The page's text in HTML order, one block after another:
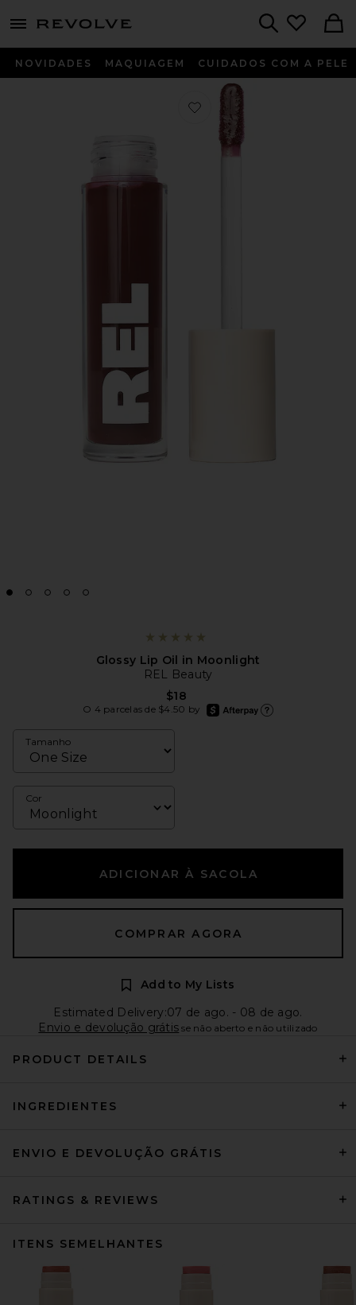
menu - shows more content
NOVIDADES MAQUIAGEM CUIDADOS COM A PELE
Favorito Glossy Lip Oil in Moonlight
Glossy Lip Oil in Moonlight
REL Beauty
$18
O 4 parcelas de $4.50 by
afterpay
Tamanho
Cor
ADICIONAR À SACOLA
COMPRAR AGORA
Add to My Lists
Estimated Delivery:07 de ago. - 08 de ago.
Envio e devolução grátis se não aberto e não utilizado
PRODUCT DETAILS
INGREDIENTES
ENVIO E DEVOLUÇÃO GRÁTIS
RATINGS & REVIEWS
ITENS SEMELHANTES